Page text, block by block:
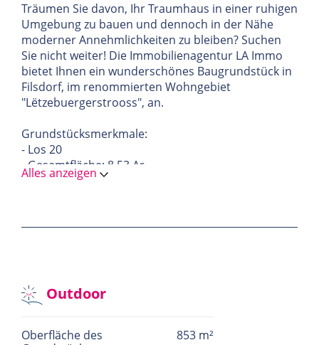
Träumen Sie davon, Ihr Traumhaus in einer ruhigen
Umgebung zu bauen und dennoch in der Nähe
moderner Annehmlichkeiten zu bleiben? Suchen
Sie nicht weiter! Die Immobilienagentur LA Immo
bietet Ihnen ein wunderschönes Baugrundstück in
Filsdorf, im renommierten Wohngebiet
"Lëtzebuergerstrooss", an.
Grundstücksmerkmale:
- Los 20
- Gesamtfläche: 8,53 Ar
- Preis: EUR 810.350.-
Filsdorf ist ein bezaubernder Ort, der eine
schnellen Zugang zu städtischen
Annehmlichkeiten. In der Nähe der
effizienten öffentlichen Verkehr und liegt in der
Alles anzeigen
Outdoor
Oberfläche des
853 m²